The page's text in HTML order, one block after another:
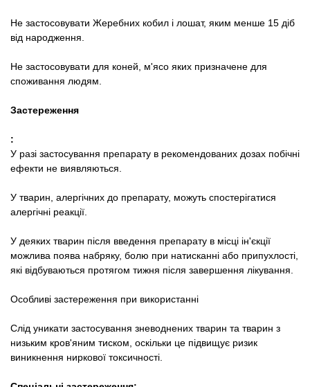
Не застосовувати Жеребних кобил і лошат, яким менше 15 діб
від народження.
Не застосовувати для коней, м'ясо яких призначене для
споживання людям.
Застереження
:
У разі застосування препарату в рекомендованих дозах побічні
ефекти не виявляються.
У тварин, алергічних до препарату, можуть спостерігатися
алергічні реакції.
У деяких тварин після введення препарату в місці ін'єкції
можлива поява набряку, болю при натисканні або припухлості,
які відбуваються протягом тижня після завершення лікування.
Особливі застереження при використанні
Слід уникати застосування зневоднених тварин та тварин з
низьким кров'яним тиском, оскільки це підвищує ризик
виникнення ниркової токсичності.